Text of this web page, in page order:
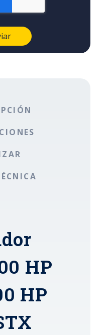
HP
HP